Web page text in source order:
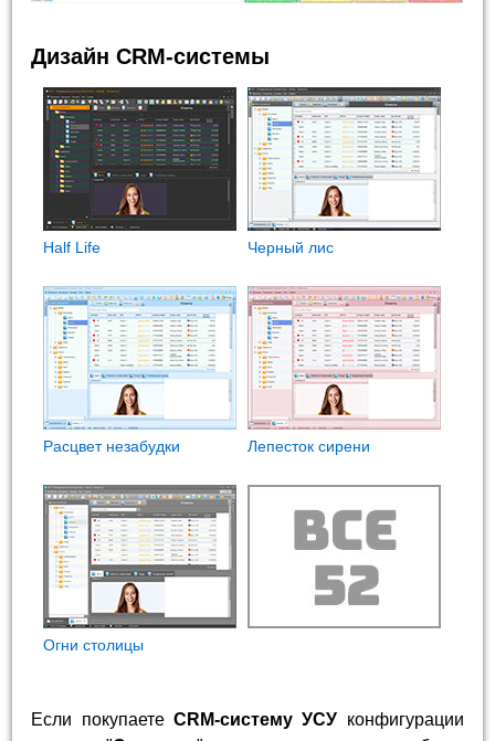
Дизайн CRM-системы
Half Life Черный лис
Расцвет незабудки Лепесток сирени
Огни столицы
Если покупаете CRM-систему УСУ конфигурации